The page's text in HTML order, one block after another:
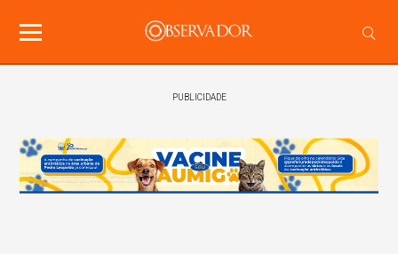
PUBLICIDADE